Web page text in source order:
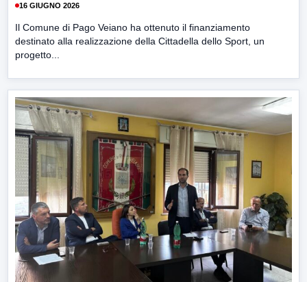
16 GIUGNO 2026
Il Comune di Pago Veiano ha ottenuto il finanziamento
destinato alla realizzazione della Cittadella dello Sport, un
progetto...